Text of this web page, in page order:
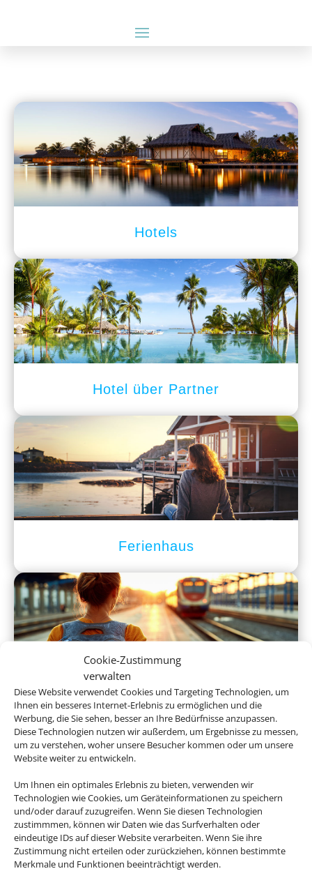
Cookie-Zustimmung
verwalten
Diese Website verwendet Cookies und Targeting Technologien, um
Ihnen ein besseres Internet-Erlebnis zu ermöglichen und die
Werbung, die Sie sehen, besser an Ihre Bedürfnisse anzupassen.
Diese Technologien nutzen wir außerdem, um Ergebnisse zu messen,
um zu verstehen, woher unsere Besucher kommen oder um unsere
Website weiter zu entwickeln.
Um Ihnen ein optimales Erlebnis zu bieten, verwenden wir
Technologien wie Cookies, um Geräteinformationen zu speichern
und/oder darauf zuzugreifen. Wenn Sie diesen Technologien
zustimmmen, können wir Daten wie das Surfverhalten oder
eindeutige IDs auf dieser Website verarbeiten. Wenn Sie ihre
Zustimmung nicht erteilen oder zurückziehen, können bestimmte
Merkmale und Funktionen beeinträchtigt werden.
Hotels
Hotel über Partner
Ferienhaus
Hotel und Bahn
Empfehlungen für Ihre Reise
Sinnvolle Extras, die oft dazu gebucht werden.